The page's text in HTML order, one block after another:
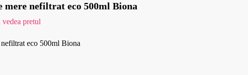
mere nefiltrat eco 500ml Biona
vedea pretul
eco 500ml Biona